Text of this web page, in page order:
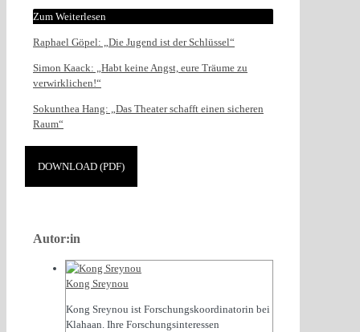
Zum Weiterlesen
Raphael Göpel: „Die Jugend ist der Schlüssel“
Simon Kaack: „Habt keine Angst, eure Träume zu
verwirklichen!“
Sokunthea Hang: „Das Theater schafft einen sicheren
Raum“
DOWNLOAD (PDF)
Autor:in
Kong Sreynou
Kong Sreynou ist Forschungskoordinatorin bei
Klahaan. Ihre Forschungsinteressen